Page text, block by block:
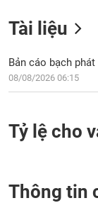
Tài liệu
Bản cáo bạch
08/08/2026 06:15
Tỷ lệ cho
Thông tin
TRUYỀN
THÔNG
ÍCH
BẤT